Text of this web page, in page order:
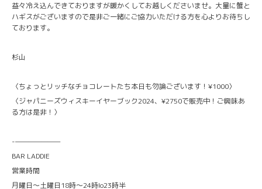
益々冷え込んできておりますが暖かくしてお越しくださいませ。大量に蟹と
ハギスがございますので是非ご一緒にご協力いただける方を心よりお待ちし
ております。
杉山
〈ちょっとリッチなチョコレートたち本日も勿論ございます！¥1000〉
〈ジャパニーズウィスキーイヤーブック2024、¥2750で販売中！ご興味あ
る方は是非！〉
-———————
BAR LADDIE
営業時間
月曜日〜土曜日18時〜24時lo23時半